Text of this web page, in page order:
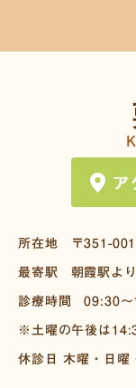
所在地 〒351-
最寄駅 朝霞駅よ
診療時間 09:30
※土曜の午後は
休診日 木曜・日曜